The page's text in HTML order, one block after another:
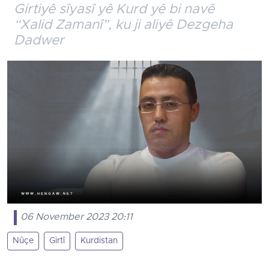
Girtiyê sîyasî yê Kurd yê bi navê
“Xalid Zamanî”, ku ji aliyê Dezgeha
Dadwer
06 November 2023 20:11
Nûçe Girtî Kurdistan